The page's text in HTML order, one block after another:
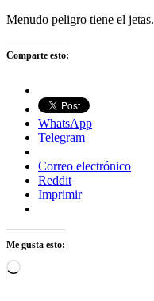
Menudo peligro tiene el jetas.
Comparte esto:
WhatsApp
Telegram
Correo electrónico
Reddit
Imprimir
Me gusta esto:
Cargando...